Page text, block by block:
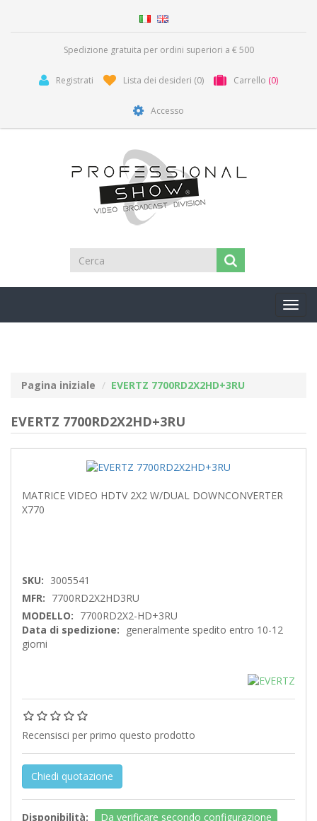
Spedizione gratuita per ordini superiori a € 500
Registrati Lista dei desideri (0) Carrello (0)
Accesso
Pagina iniziale EVERTZ 7700RD2X2HD+3RU
EVERTZ 7700RD2X2HD+3RU
MATRICE VIDEO HDTV 2X2 W/DUAL DOWNCONVERTER
X770
SKU: 3005541
MFR: 7700RD2X2HD3RU
MODELLO: 7700RD2X2-HD+3RU
Data di spedizione:
generalmente spedito entro 10-12
giorni
Recensisci per primo questo prodotto
Chiedi quotazione
Disponibilità: Da verificare secondo configurazione